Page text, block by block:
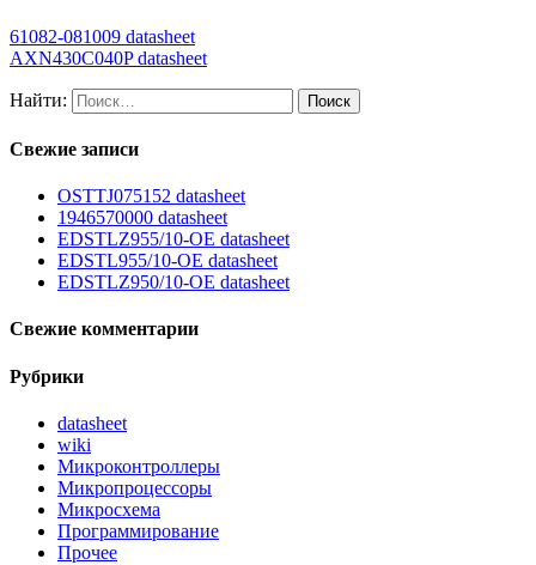
61082-081009 datasheet
AXN430C040P datasheet
Найти:
Свежие записи
OSTTJ075152 datasheet
1946570000 datasheet
EDSTLZ955/10-OE datasheet
EDSTL955/10-OE datasheet
EDSTLZ950/10-OE datasheet
Свежие комментарии
Рубрики
datasheet
wiki
Микроконтроллеры
Микропроцессоры
Микросхема
Программирование
Прочее